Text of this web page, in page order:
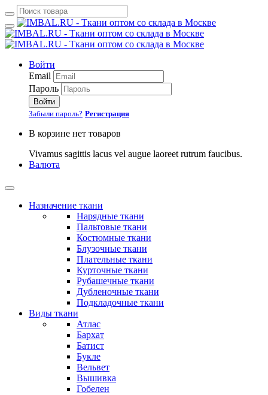
Войти
Email
Пароль
Войти
Забыли пароль? Регистрация
В корзине нет товаров
Vivamus sagittis lacus vel augue laoreet rutrum faucibus.
Валюта
Назначение ткани
Нарядные ткани
Пальтовые ткани
Костюмные ткани
Блузочные ткани
Плательные ткани
Курточные ткани
Рубашечные ткани
Дубленочные ткани
Подкладочные ткани
Виды ткани
Атлас
Бархат
Батист
Букле
Вельвет
Вышивка
Гобелен